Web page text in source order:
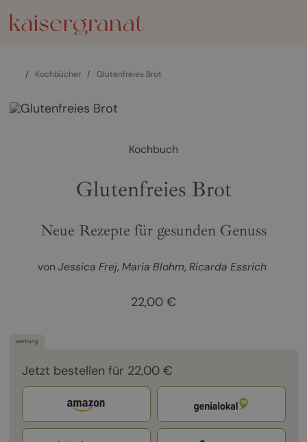
/ Kochbücher / Glutenfreies Brot
Kochbuch
Glutenfreies Brot
Neue Rezepte für gesunden Genuss
vonJessica Frej Maria Blohm Ricarda Essrich
22,00 €
werbung
Jetzt bestellen für 22,00 €